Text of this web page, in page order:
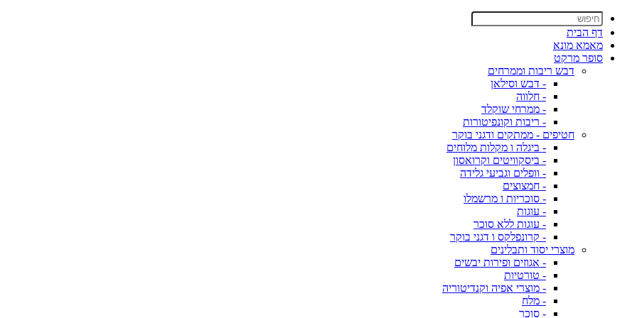
דף הבית
מאמא מונא
סופר מרקט
דבש ריבות וממרחים
- דבש וסילאן
- חלווה
- ממרחי שוקלד
- ריבות וקונפיטורות
חטיפים - ממתקים ודגני בוקר
- ביגלה ו מקלות מלוחים
- ביסקוויטים וקרואסון
- וופלים וגביעי גלידה
- חמצוצים
- סוכריות ו מרשמלו
- עוגות
- עוגות ללא סוכר
- קרונפלקס ו דגני בוקר
מוצרי יסוד ותבלינים
- אגוזים ופירות יבשים
- טורטיות
- מוצרי אפיה וקנדיטוריה
- מלח
- סוכר